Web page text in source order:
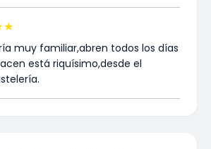
★
muy familiar,abren todos los días
está riquísimo,desde el